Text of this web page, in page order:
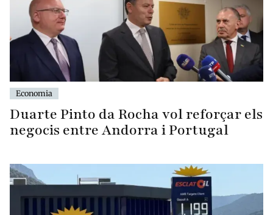
Economia
Duarte Pinto da Rocha vol reforçar els
negocis entre Andorra i Portugal